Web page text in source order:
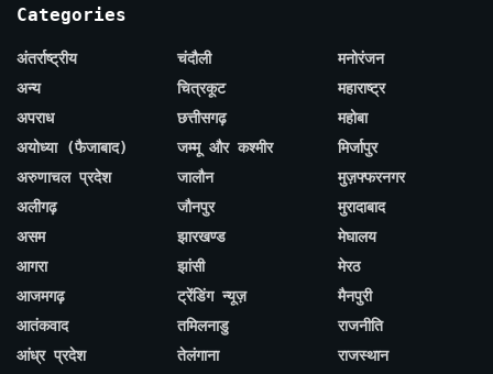
Categories
अंतर्राष्ट्रीय
अन्य
अपराध
अयोध्या (फैजाबाद)
अरुणाचल प्रदेश
अलीगढ़
असम
आगरा
आजमगढ़
आतंकवाद
आंध्र प्रदेश
चंदौली
चित्रकूट
छत्तीसगढ़
जम्मू और कश्मीर
जालौन
जौनपुर
झारखण्ड
झांसी
ट्रेंडिंग न्यूज़
तमिलनाडु
तेलंगाना
मनोरंजन
महाराष्ट्र
महोबा
मिर्जापुर
मुज़फ्फरनगर
मुरादाबाद
मेघालय
मेरठ
मैनपुरी
राजनीति
राजस्थान